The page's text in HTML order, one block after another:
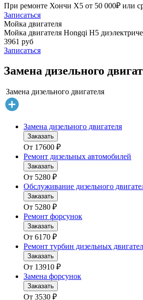
При ремонте Хончи Х5 от 50 000₽ или
Записаться
Мойка двигателя
Мойка двигателя Hongqi H5
3961 руб
Записаться
Замена дизельного
Замена дизельного двигателя
Замена дизельного двигателя
Заказать
От 17600 ₽
Ремонт дизельных автомобилей
Заказать
От 5280 ₽
Обслуживание дизельного
Заказать
От 5280 ₽
Ремонт форсунок
Заказать
От 6170 ₽
Ремонт турбин дизельных
Заказать
От 13910 ₽
Замена форсунок
Заказать
От 3530 ₽